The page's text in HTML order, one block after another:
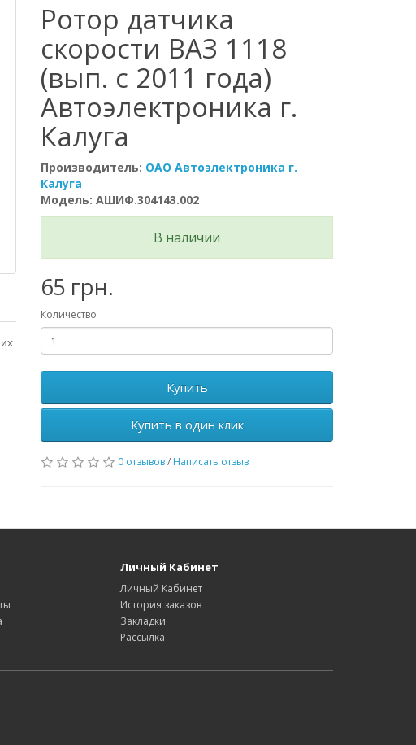
Ротор датчика
скорости ВАЗ 1118
(вып. c 2011 года)
Автоэлектроника г.
Калуга
Производитель: ОАО Автоэлектроника г.
Калуга
Модель: АШИФ.304143.002
В наличии
65 грн.
Количество
Купить
Купить в один клик
0 отзывов/ Написать отзыв
Личный Кабинет
Личный Кабинет
История заказов
Закладки
Рассылка